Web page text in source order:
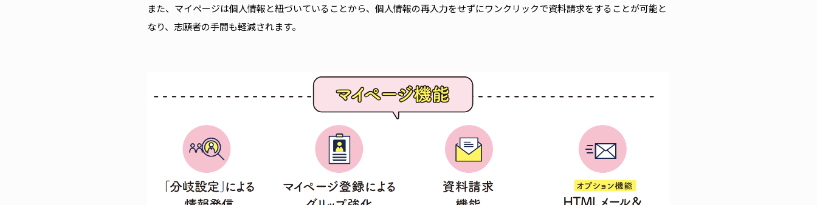
また、マイページは個人情報と紐づいていることから、個人情報の再入力をせずにワンクリックで資料請求をすることが可能と
なり、志願者の手間も軽減されます。